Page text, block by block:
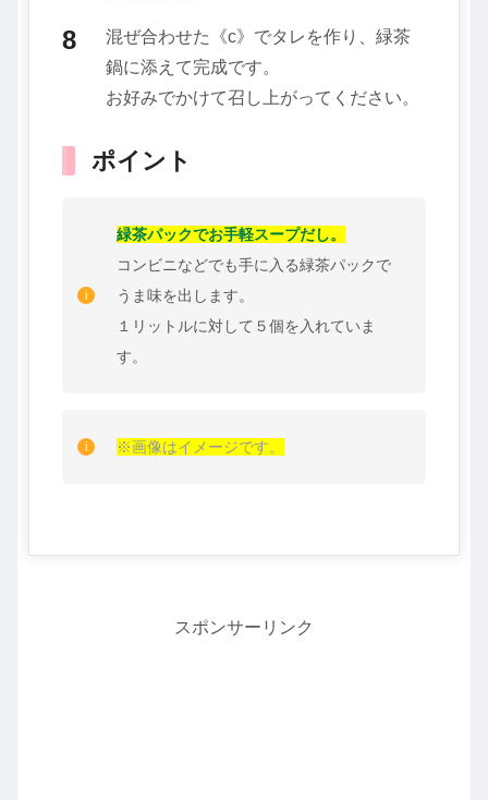
混ぜ合わせた《c》でタレを作り、緑茶
鍋に添えて完成です。
お好みでかけて召し上がってください。
ポイント
緑茶パックでお手軽スープだし。
コンビニなどでも手に入る緑茶パックで
うま味を出します。
１リットルに対して５個を入れていま
す。
※画像はイメージです。
スポンサーリンク